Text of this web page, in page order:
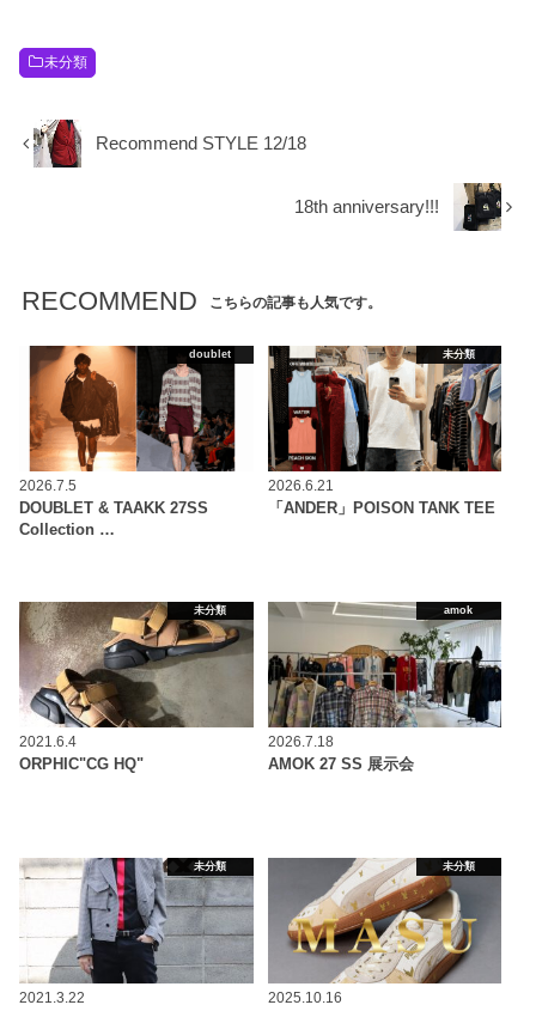
未分類
Recommend STYLE 12/18
18th anniversary!!!
RECOMMEND こちらの記事も人気です。
doublet
2026.7.5
DOUBLET & TAAKK 27SS
Collection …
未分類
2026.6.21
「ANDER」POISON TANK TEE
未分類
2021.6.4
ORPHIC"CG HQ"
amok
2026.7.18
AMOK 27 SS 展示会
未分類
2021.3.22
未分類
2025.10.16